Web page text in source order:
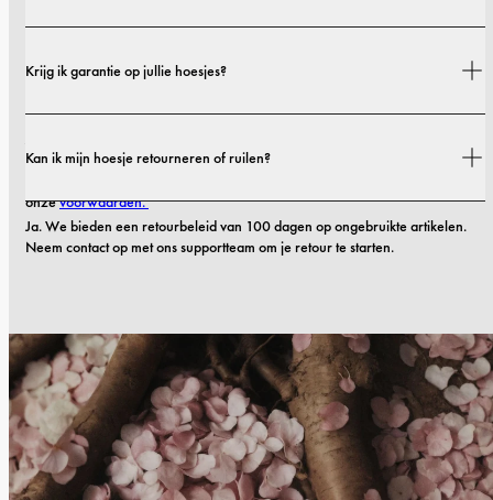
je in ons verzendbeleid.
Krijg ik garantie op jullie hoesjes?
hoesje binnen de eerste 12 maanden na aankoop defecten vertoont in
onze voorwaarden.
Kan ik mijn hoesje retourneren of ruilen?
Ja. We bieden een retourbeleid van 100 dagen op ongebruikte artikelen.
Neem contact op met ons supportteam om je retour te starten.